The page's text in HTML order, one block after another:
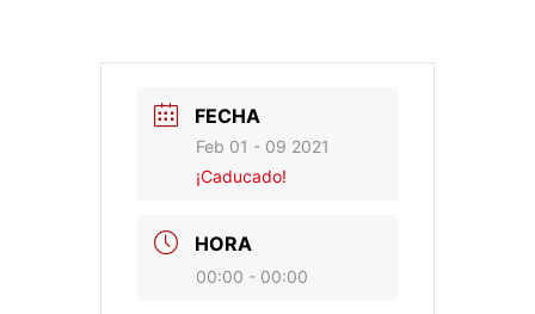
FECHA
Feb 01 - 09 2021
¡Caducado!
HORA
00:00 - 00:00